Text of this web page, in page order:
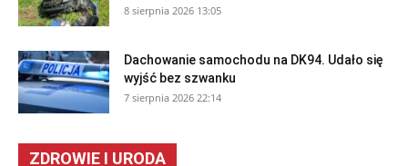
8 sierpnia 2026 13:05
Dachowanie samochodu na DK94. Udało się
wyjść bez szwanku
7 sierpnia 2026 22:14
ZDROWIE I URODA